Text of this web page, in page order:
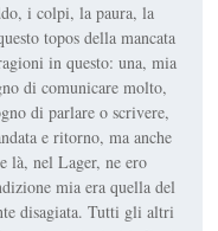
i colpi, la paura, la
topos della mancata
in questo: una, mia
di comunicare molto,
di parlare o scrivere,
e ritorno, ma anche
là, nel Lager, ne ero
mia era quella del
disagiata. Tutti gli altri